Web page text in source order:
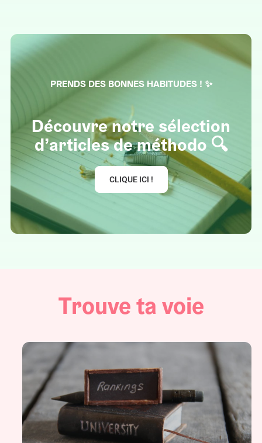
PRENDS DES BONNES HABITUDES ! ✨
Découvre notre sélection
d’articles de méthodo 🔍
CLIQUE ICI !
Trouve ta voie